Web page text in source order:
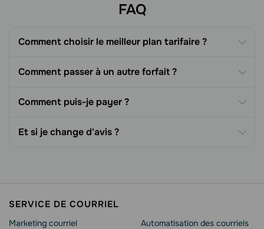
FAQ
Comment choisir le meilleur plan tarifaire ?
Comment passer à un autre forfait ?
Comment puis-je payer ?
Et si je change d'avis ?
SERVICE DE COURRIEL
Marketing courriel
Automatisation des courriels